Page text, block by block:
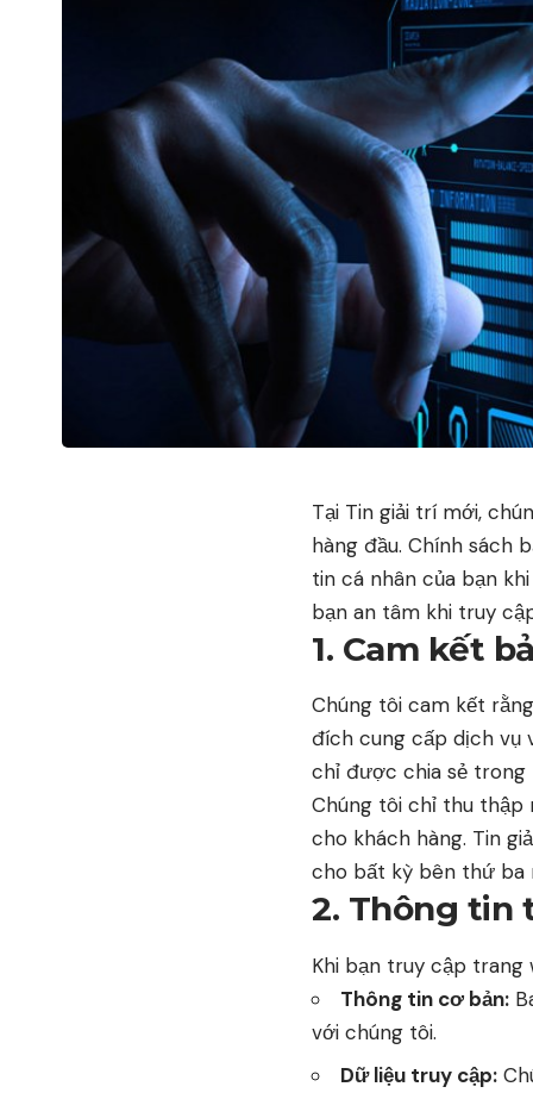
Tại Tin giải trí mới,
hàng đầu. Chính sách
tin cá nhân của bạn
bạn an tâm khi truy
1. Cam kết
Chúng tôi cam kết
đích cung cấp dịch vụ
chỉ được chia sẻ trong
Chúng tôi chỉ thu thập
cho khách hàng. Tin
cho bất kỳ bên thứ ba
2. Thông tin
Khi bạn truy cập
Thông tin cơ bản:
với chúng tôi.
Dữ liệu truy cập: